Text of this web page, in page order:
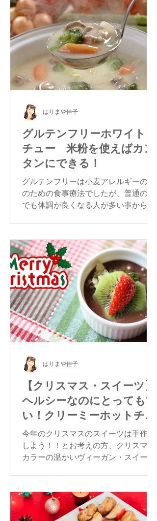
グルテンフリーホワイトシ
チュー 米粉を使えばカン
タンにできる！
グルテンフリーは小麦アレルギーの人
のための食事療法でしたが、普通の方
でも体調が良くなる人が多い事から注
ーをご紹介します。
はりまや佳子
【クリスマス・スイーツ】
ヘルシーなのにとっても甘
い！クリーミーホットチョ
コレート
今年のクリスマスのスイーツは手作り
しよう！！とお考えの方、クリスマス
カラーの温かいヴィーガン・スイーツ
はりまや佳子